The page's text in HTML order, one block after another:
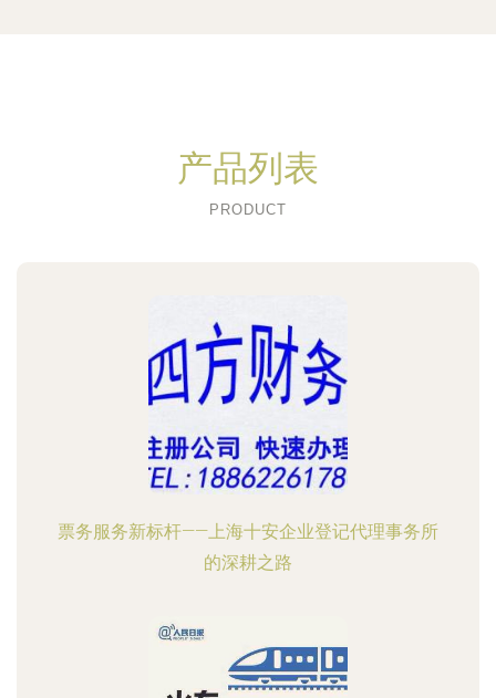
产品列表
PRODUCT
票务服务新标杆——上海十安企业登记代理事务所
的深耕之路